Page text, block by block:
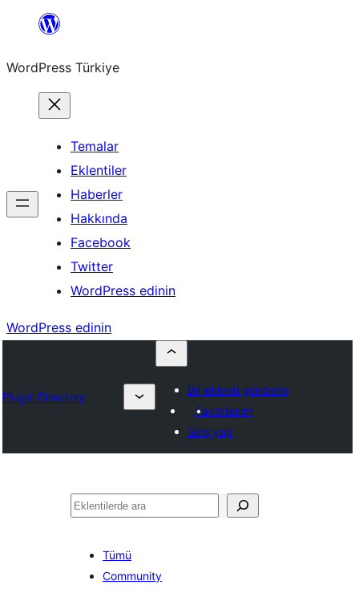
İçeriğe
WordPress Türkiye
Temalar
Eklentiler
Haberler
Hakkında
Facebook
Twitter
WordPress edinin
WordPress edinin
Plugin Directory
Bir eklenti gönderin
Favorilerim
Giriş yap
Ara
Tümü
Community